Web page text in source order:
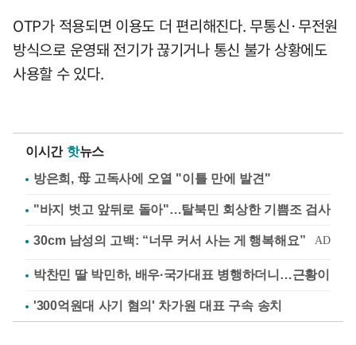
OTP가 적용되면 이용도 더 편리해진다. 무통신·무전원
방식으로 운영돼 전기가 끊기거나 통신 불가 상황에도
사용할 수 있다.
이시간 핫뉴스
방은희, 母 고독사에 오열 "이틀 만에 발견"
"바지 벗고 앞뒤로 돌아"…탈북민 회상한 기쁨조 검사
박찬민 딸 박민하, 배우·국가대표 병행하더니…근황이
'300억원대 사기 혐의' 차가원 대표 구속 송치